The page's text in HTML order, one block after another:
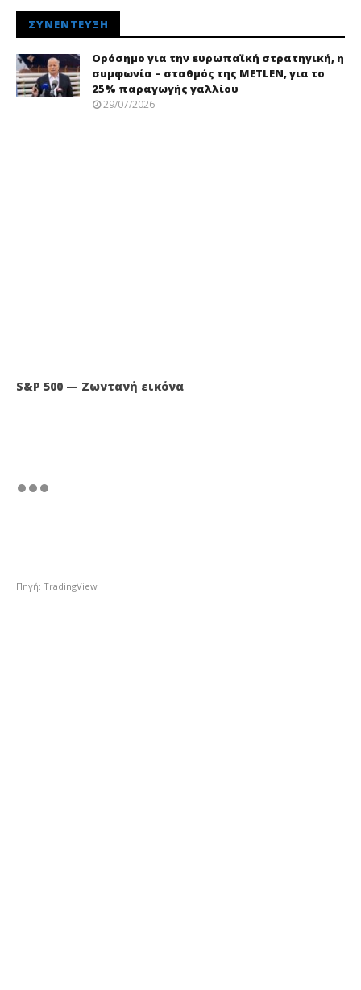
ΣΥΝΈΝΤΕΥΞΗ
Ορόσημο για την ευρωπαϊκή στρατηγική, η
συμφωνία – σταθμός της METLEN, για το
25% παραγωγής γαλλίου
29/07/2026
S&P 500 — Ζωντανή εικόνα
Πηγή: TradingView